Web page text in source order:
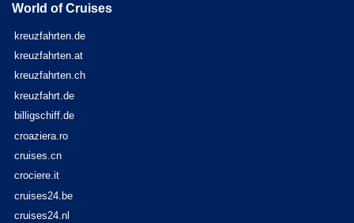
World of Cruises
kreuzfahrten.de
kreuzfahrten.at
kreuzfahrten.ch
kreuzfahrt.de
billigschiff.de
croaziera.ro
cruises.cn
crociere.it
cruises24.be
cruises24.nl